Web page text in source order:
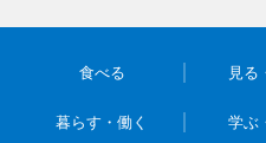
食べる 見る
暮らす・働く 学ぶ